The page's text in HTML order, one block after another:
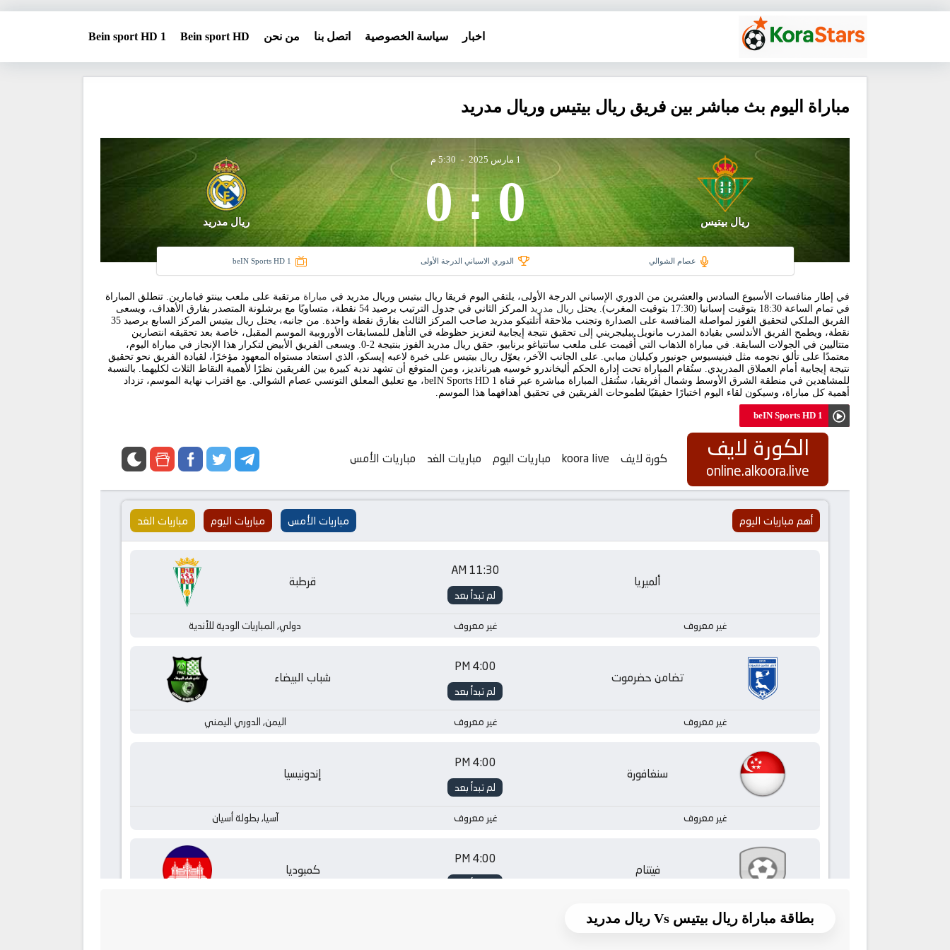
اخبار سياسة الخصوصية اتصل بنا من نحن Bein sport HD
Bein sport HD 1
مباراة اليوم بث مباشر بين فريق ريال بيتيس وريال مدريد
ريال بيتيس
1 مارس 2025 - 5:30 م
0
:
0 ريال مدريد
عصام الشوالي الدوري الاسباني الدرجة الأولى beIN Sports HD 1
في إطار منافسات الأسبوع السادس والعشرين من الدوري الإسباني الدرجة الأولى، يلتقي اليوم فريقا ريال بيتيس وريال مدريد في مباراة مرتقبة على ملعب بينتو فيامارين. تنطلق المباراة
في تمام الساعة 18:30 بتوقيت إسبانيا (17:30 بتوقيت المغرب). يحتل
ريال مدريد
المركز الثاني في جدول الترتيب برصيد 54 نقطة، متساويًا مع برشلونة المتصدر بفارق الأهداف، ويسعى
الفريق الملكي لتحقيق الفوز لمواصلة المنافسة على الصدارة وتجنب ملاحقة أتلتيكو مدريد صاحب المركز الثالث بفارق نقطة واحدة. من جانبه، يحتل ريال بيتيس المركز السابع برصيد 35
نقطة، ويطمح الفريق الأندلسي بقيادة المدرب مانويل بيليجريني إلى تحقيق نتيجة إيجابية لتعزيز حظوظه في التأهل للمسابقات الأوروبية الموسم المقبل، خاصة بعد تحقيقه انتصارين
متتاليين في الجولات السابقة. في مباراة الذهاب التي أُقيمت على ملعب سانتياغو برنابيو، حقق ريال مدريد الفوز بنتيجة 2-0. ويسعى الفريق الأبيض لتكرار هذا الإنجاز في مباراة اليوم،
معتمدًا على تألق نجومه مثل فينيسيوس جونيور وكيليان مبابي. على الجانب الآخر، يعوّل ريال بيتيس على خبرة لاعبه إيسكو، الذي استعاد مستواه المعهود مؤخرًا، لقيادة الفريق نحو تحقيق
نتيجة إيجابية أمام العملاق المدريدي. ستُقام المباراة تحت إدارة الحكم أليخاندرو خوسيه هيرنانديز، ومن المتوقع أن تشهد ندية كبيرة بين الفريقين نظرًا لأهمية النقاط الثلاث لكليهما. بالنسبة
للمشاهدين في منطقة الشرق الأوسط وشمال أفريقيا، ستُنقل المباراة مباشرة عبر قناة beIN Sports HD 1، مع تعليق المعلق التونسي عصام الشوالي. مع اقتراب نهاية الموسم، تزداد
أهمية كل مباراة، وسيكون لقاء اليوم اختبارًا حقيقيًا لطموحات الفريقين في تحقيق أهدافهما هذا الموسم.
beIN Sports HD 1
بطاقة مباراة ريال بيتيس Vs ريال مدريد